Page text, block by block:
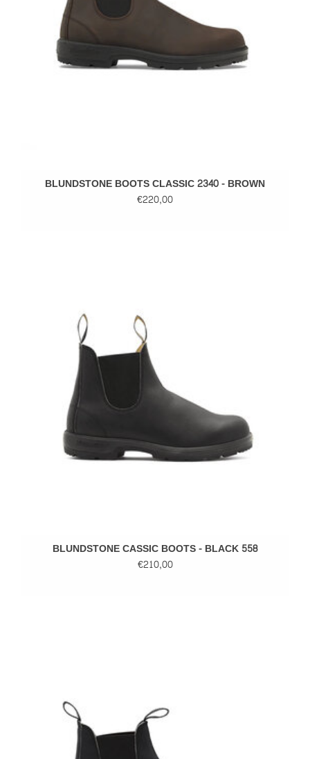
BLUNDSTONE BOOTS CLASSIC 2340 - BROWN
€220,00
BLUNDSTONE CASSIC BOOTS - BLACK 558
€210,00